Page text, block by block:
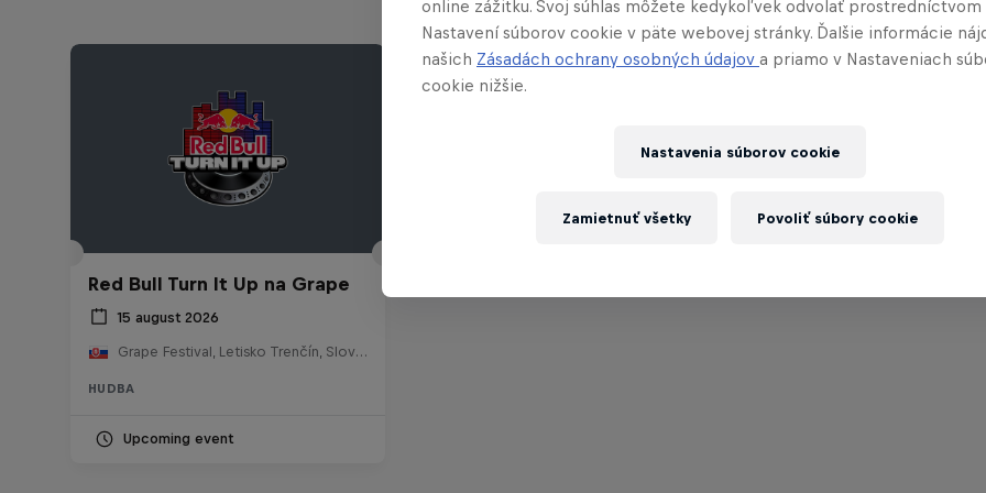
Red Bull Turn It Up na Grape
15 august 2026
Grape Festival, Letisko Trenčín, Slovensko
HUDBA
Upcoming event
online zážitku. Svoj súhlas môžete kedykoľvek odvolať prostredníctvom
Nastavení súborov cookie v päte webovej stránky. Ďalšie informácie
našich Zásadách ochrany osobných údajov a priamo v Nastaveniach
cookie nižšie.
Nastavenia súborov cookie
Zamietnuť všetky Povoliť súbory cookie